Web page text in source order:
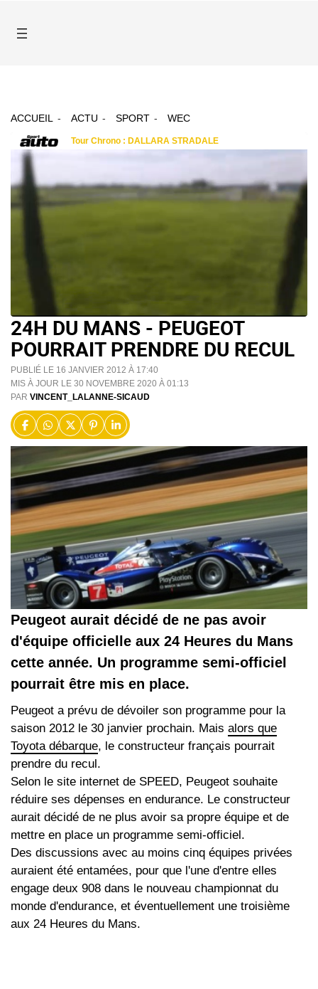
ACCUEIL ACTU SPORT WEC
24H DU MANS - PEUGEOT
POURRAIT PRENDRE DU RECUL
PUBLIÉ LE 16 JANVIER 2012 À 17:40
MIS À JOUR LE 30 NOVEMBRE 2020 À 01:13
PAR VINCENT_LALANNE-SICAUD
Peugeot aurait décidé de ne pas avoir
d'équipe officielle aux 24 Heures du Mans
cette année. Un programme semi-officiel
pourrait être mis en place.
Peugeot a prévu de dévoiler son programme pour la
saison 2012 le 30 janvier prochain. Mais alors que
Toyota débarque, le constructeur français pourrait
prendre du recul.
Selon le site internet de SPEED, Peugeot souhaite
réduire ses dépenses en endurance. Le constructeur
aurait décidé de ne plus avoir sa propre équipe et de
mettre en place un programme semi-officiel.
Des discussions avec au moins cinq équipes privées
auraient été entamées, pour que l'une d'entre elles
engage deux 908 dans le nouveau championnat du
monde d'endurance, et éventuellement une troisième
aux 24 Heures du Mans.